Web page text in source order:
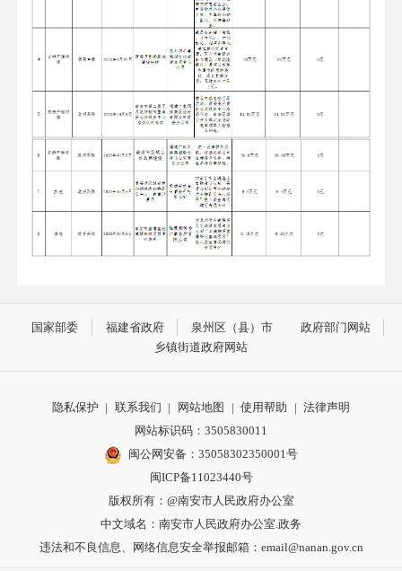
国家部委 福建省政府 泉州区（县）市
政府部门网站
乡镇街道政府网站
隐私保护 | 联系我们 | 网站地图 | 使用帮助 | 法律声明
网站标识码：3505830011
闽公网安备：35058302350001号
闽ICP备11023440号
版权所有：@南安市人民政府办公室
中文域名：南安市人民政府办公室.政务
违法和不良信息、网络信息安全举报邮箱：email@nanan.gov.cn